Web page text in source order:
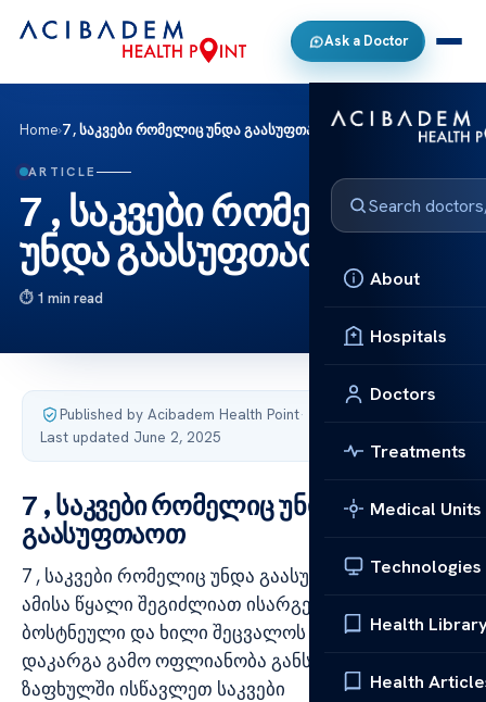
Ask a Doctor
About
Hospitals
Doctors
Treatments
Medical Units
Technologies
Health
Health
Home›7 , საკვები რომელიც უნდა გაასუფთაოთ
ARTICLE
7 , საკვები რომელიც
უნდა გაასუფთაოთ
1 min read
Published by Acibadem Health Point·
Last updated June 2, 2025
7 , საკვები რომელიც უნდა
გაასუფთაოთ
7 , საკვები რომელიც უნდა გაასუფთაოთ, , გარდა
ამისა წყალი შეგიძლიათ ისარგებლოთ
ბოსტნეული და ხილი შეცვალოს , . , წყლის
დაკარგა გამო ოფლიანობა განსაკუთრებით
ზაფხულში ისწავლეთ საკვები